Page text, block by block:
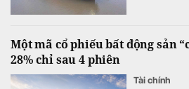
Một mã cổ phiếu bất động sản
28% chỉ sau 4 phiên
Tài chính